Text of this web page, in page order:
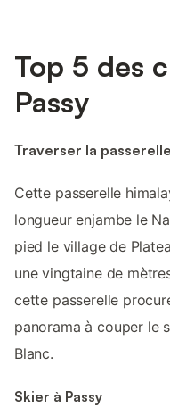
Top 5 des
Passy
Traverser la
Cette passerelle
longueur enjambe le
pied le village de
une vingtaine de
cette passerelle
panorama à couper le
Blanc.
Skier à Passy